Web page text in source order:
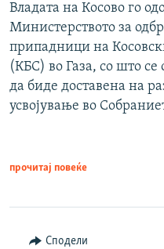
Владата на Косово го
Министерството за
припадници на
(КБС) во Газа, со што се
да биде доставена на
усвојување во
прочитај повеќе
Сподели